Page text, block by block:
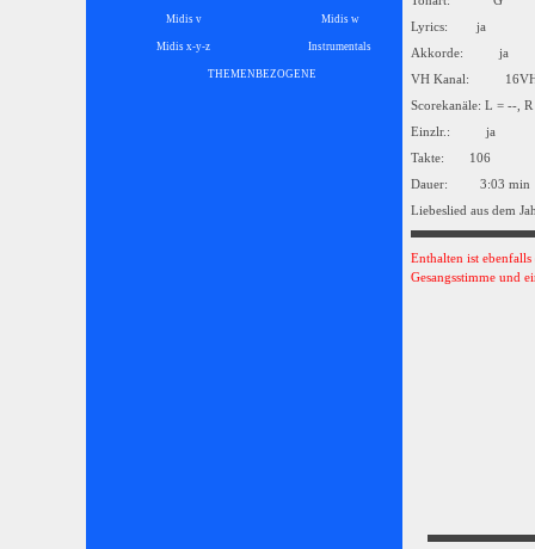
Midis v Midis w
Midis x-y-z Instrumentals
THEMENBEZOGENE ▼
Lyrics: ja
Akkorde: ja
VH Kanal:
Scorekanäle: L = --, R
Einzlr.: ja
Takte: 106
Dauer: 3:03 min
Liebeslied aus dem
Enthalten ist
Gesangsstimme und